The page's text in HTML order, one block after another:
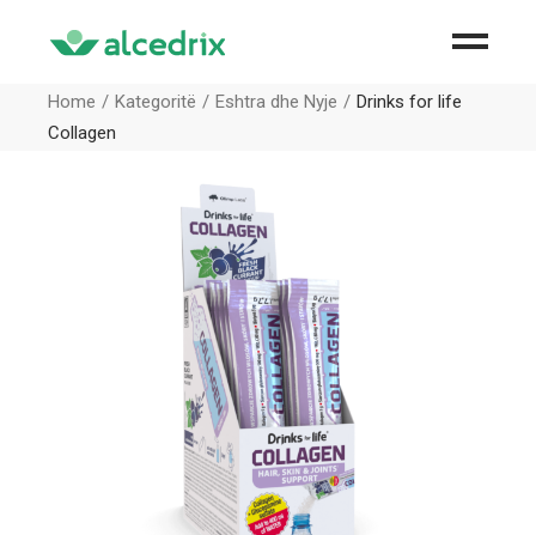
Home Kategoritë Eshtra dhe Nyje
Drinks for life
Collagen